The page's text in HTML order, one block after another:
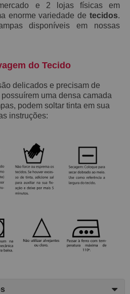
e 2 lojas físicas em
enorme variedade de tecidos.
disponíveis em nossas
do Tecido
delicados e precisam de
uma densa camada
podem soltar tinta em sua
instruções: